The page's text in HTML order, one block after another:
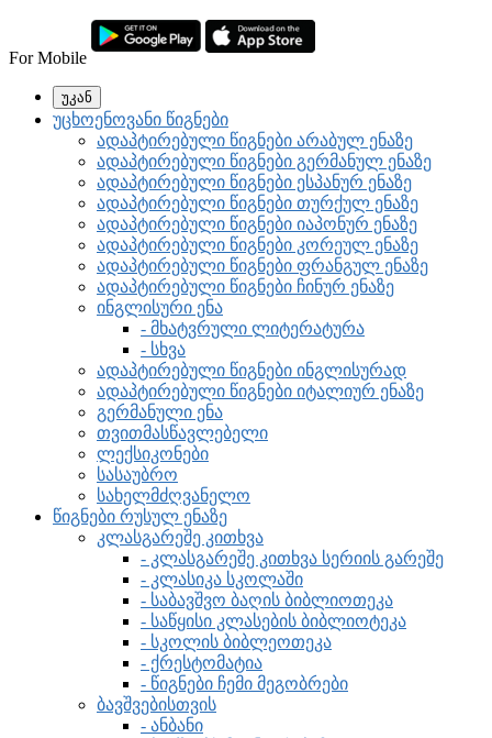
For Mobile
უკან
უცხოენოვანი წიგნები
ადაპტირებული წიგნები არაბულ ენაზე
ადაპტირებული წიგნები გერმანულ ენაზე
ადაპტირებული წიგნები ესპანურ ენაზე
ადაპტირებული წიგნები თურქულ ენაზე
ადაპტირებული წიგნები იაპონურ ენაზე
ადაპტირებული წიგნები კორეულ ენაზე
ადაპტირებული წიგნები ფრანგულ ენაზე
ადაპტირებული წიგნები ჩინურ ენაზე
ინგლისური ენა
- მხატვრული ლიტერატურა
- სხვა
ადაპტირებული წიგნები ინგლისურად
ადაპტირებული წიგნები იტალიურ ენაზე
გერმანული ენა
თვითმასწავლებელი
ლექსიკონები
სასაუბრო
სახელმძღვანელო
წიგნები რუსულ ენაზე
კლასგარეშე კითხვა
- კლასგარეშე კითხვა სერიის გარეშე
- კლასიკა სკოლაში
- საბავშვო ბაღის ბიბლიოთეკა
- საწყისი კლასების ბიბლიოტეკა
- სკოლის ბიბლეოთეკა
- ქრესტომატია
- წიგნები ჩემი მეგობრები
ბავშვებისთვის
- ანბანი